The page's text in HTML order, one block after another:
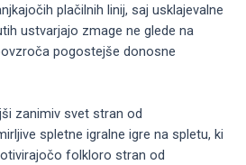
plačilnih linij, saj usklajevalne
ustvarjajo zmage ne glede na
pogostejše donosne
zanimiv svet stran od
spletne igralne igre na spletu, ki
folkloro stran od